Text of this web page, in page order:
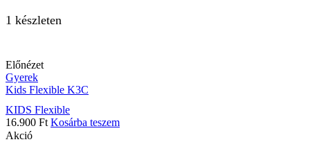
1 készleten
Előnézet
Gyerek
Kids Flexible K3C
KIDS Flexible
16.900 Ft Kosárba teszem
Akció